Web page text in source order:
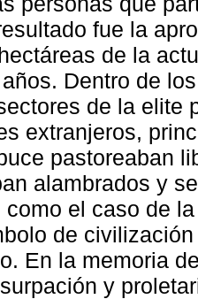
fue la
de la
Dentro de
de la elite
extranjeros,
pastoreaban
alambrados y
como el caso de
de
En la memoria
y